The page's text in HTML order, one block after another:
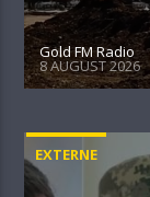
Gold FM Radio
8 AUGUST 2026
EXTERNE